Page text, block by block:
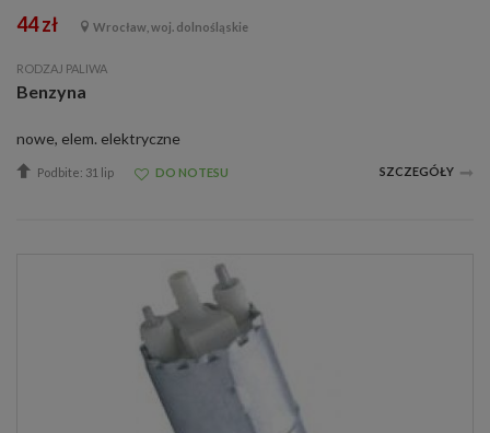
44 zł Wrocław, woj. dolnośląskie
RODZAJ PALIWA
Benzyna
nowe, elem. elektryczne
Podbite: 31 lip DO NOTESU SZCZEGÓŁY